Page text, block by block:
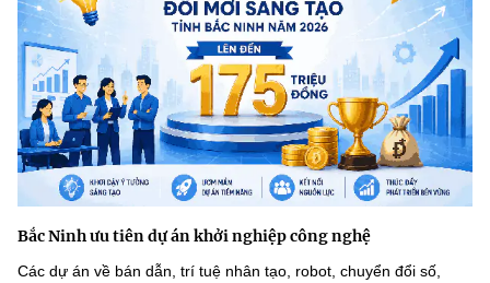
Bắc Ninh ưu tiên dự án khởi nghiệp công nghệ
Các dự án về bán dẫn, trí tuệ nhân tạo, robot, chuyển đổi số,